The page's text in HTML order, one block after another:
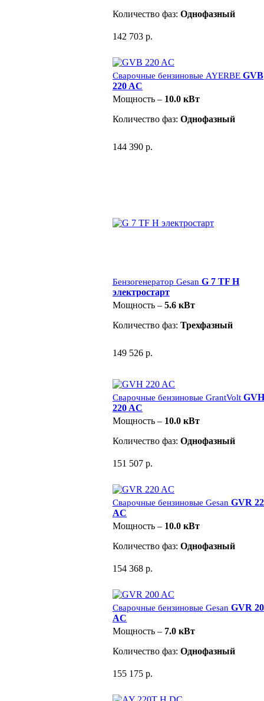
Количество фаз: Однофазный
142 703 р.
Сварочные бензиновые AYERBE GVB
220 AC
Мощность – 10.0 кВт
Количество фаз: Однофазный
144 390 р.
Бензогенератор Gesan G 7 TF H
электростарт
Мощность – 5.6 кВт
Количество фаз: Трехфазный
149 526 р.
Сварочные бензиновые GrantVolt GVH
220 AC
Мощность – 10.0 кВт
Количество фаз: Однофазный
151 507 р.
Сварочные бензиновые Gesan GVR
AC
Мощность – 10.0 кВт
Количество фаз: Однофазный
154 368 р.
Сварочные бензиновые Gesan GVR
AC
Мощность – 7.0 кВт
Количество фаз: Однофазный
155 175 р.